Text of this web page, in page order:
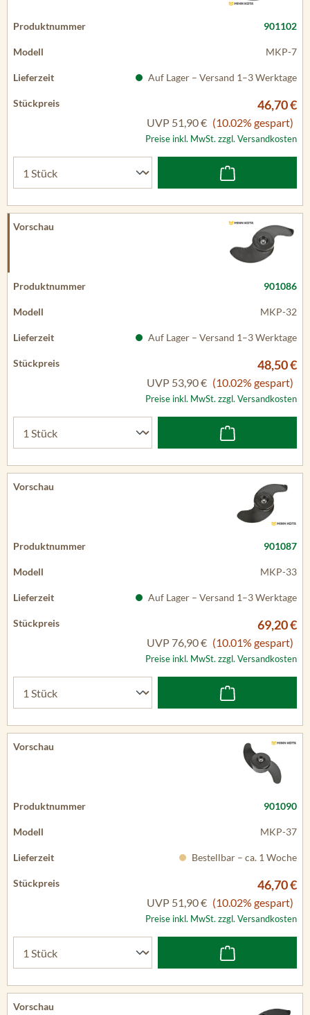
901102
MKP-7
Auf Lager – Versand 1–3 Werktage
46,70 €
UVP 51,90 € (10.02% gespart)
Preise inkl. MwSt. zzgl. Versandkosten
901086
MKP-32
Auf Lager – Versand 1–3 Werktage
48,50 €
UVP 53,90 € (10.02% gespart)
Preise inkl. MwSt. zzgl. Versandkosten
901087
MKP-33
Auf Lager – Versand 1–3 Werktage
69,20 €
UVP 76,90 € (10.01% gespart)
Preise inkl. MwSt. zzgl. Versandkosten
901090
MKP-37
Bestellbar – ca. 1 Woche
46,70 €
UVP 51,90 € (10.02% gespart)
Preise inkl. MwSt. zzgl. Versandkosten